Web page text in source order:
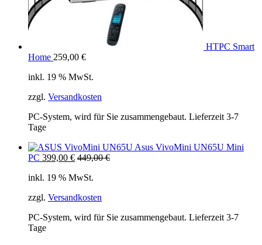
HTPC Smart
Home 259,00 €
inkl. 19 % MwSt.
zzgl. Versandkosten
PC-System, wird für Sie zusammengebaut. Lieferzeit 3-7
Tage
Asus VivoMini UN65U Mini
PC 399,00 € 449,00€
inkl. 19 % MwSt.
zzgl. Versandkosten
PC-System, wird für Sie zusammengebaut. Lieferzeit 3-7
Tage